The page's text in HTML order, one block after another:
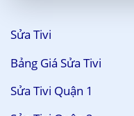
Sửa Tivi
Bảng Giá Sửa Tivi
Sửa Tivi Quận 1